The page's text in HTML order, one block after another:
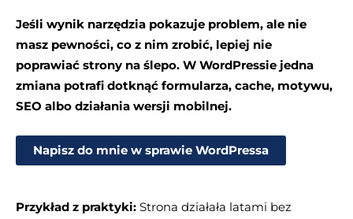
Jeśli wynik narzędzia pokazuje problem, ale nie
masz pewności, co z nim zrobić, lepiej nie
poprawiać strony na ślepo. W WordPressie jedna
zmiana potrafi dotknąć formularza, cache, motywu,
SEO albo działania wersji mobilnej.
Napisz do mnie w sprawie WordPressa
Przykład z praktyki: Strona działała latami bez